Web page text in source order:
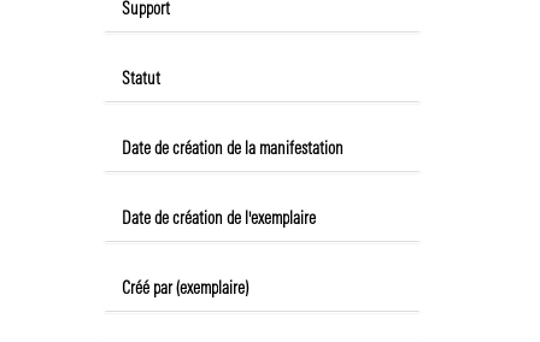
Support
Statut
Date de création de la manifestation
Date de création de l'exemplaire
Créé par (exemplaire)